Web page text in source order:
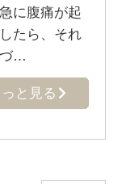
に腹痛が起
たら、それ
づ…
っと見る